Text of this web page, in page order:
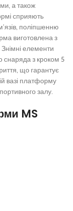
а також
сприяють
поліпшенню
виготовлена з
елементи
снаряда з кроком 5
що гарантує
вазі платформу
залу.
MS